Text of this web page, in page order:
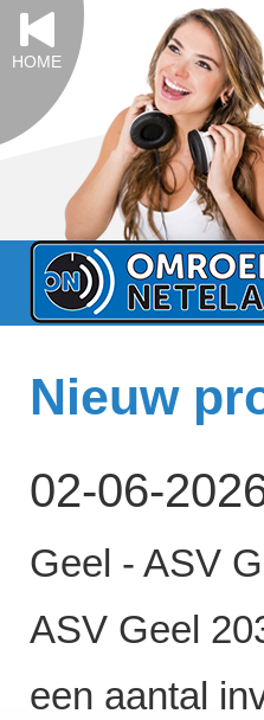
HOME
Nieuw
02-06-
Geel - ASV
ASV Geel
een aantal